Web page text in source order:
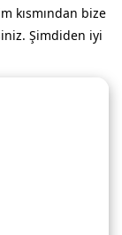
kısmından bize
Şimdiden iyi